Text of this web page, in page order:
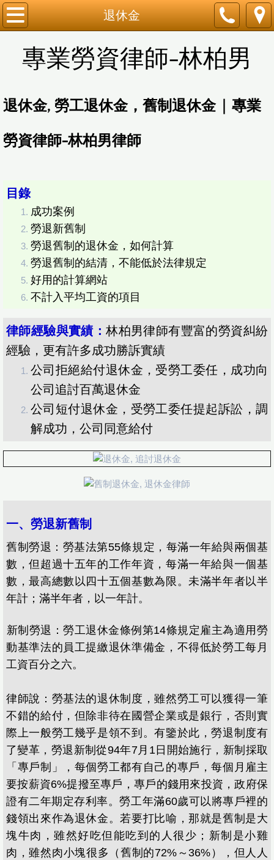
退休金
關於我們
勞資爭議
勞健保怎麼保？
就業保險
高薪低報
職業災害
被迫簽自願離職
非法資遣
資遣費計算
勞工請假規定
退休金
零售經銷
貨款時效
專業勞資律師-林柏男
退休金, 勞工退休金，舊制退休金 | 專業
勞資律師-林柏男律師
目錄
成功案例
勞退新舊制
勞退舊制的退休金，如何計算
​勞退舊制的結清，不能低於法律規定
​好用的計算網站
​不計入平均工資的項目
律師經驗與實績：林柏男律師有豐富的勞資糾紛
經驗，更有許多成功勝訴實績
公司拒絕給付退休金，受勞工委任，成功向
公司追討百萬退休金
公司短付退休金，受勞工委任提起訴訟，調
解成功，公司同意給付
一、勞退新舊制
舊制勞退：勞基法第55條規定，每滿一年給與兩個基
數，但超過十五年的工作年資，每滿一年給與一個基
數，最高總數以四十五個基數為限。未滿半年者以半
年計；滿半年者，以一年計。
​新制勞退：勞工退休金條例第14條規定雇主為適用勞
動基準法的員工提繳退休準備金，不得低於勞工每月
工資百分之六。
律師說：勞基法的退休制度，雖然勞工可以獲得一筆
不錯的給付，但除非待在國營企業或是銀行，否則實
際上一般勞工幾乎是領不到。有鑒於此，勞退制度有
了變革，勞退新制從94年7月1日開始施行，新制採取
「專戶制」，每個勞工都有自己的專戶，每個月雇主
要按薪資6%提撥至專戶，專戶的錢用來投資，政府保
證有二年期定存利率。勞工年滿60歲可以將專戶裡的
錢領出來作為退休金。若要打比喻，那就是舊制是大
塊牛肉，雖然好吃但能吃到的人很少；新制是小雞
肉，雖然肉小塊很多（舊制的72%～36%），但人人